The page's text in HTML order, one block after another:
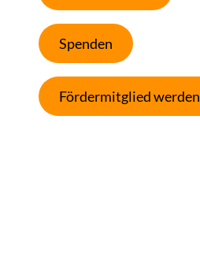
Spenden
Fördermitglied werden